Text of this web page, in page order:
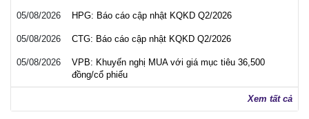
05/08/2026 HPG: Báo cáo cập nhật KQKD Q2/2026
05/08/2026 CTG: Báo cáo cập nhật KQKD Q2/2026
05/08/2026
VPB: Khuyến nghị MUA với giá mục tiêu 36,500
đồng/cổ phiếu
Xem tất cả